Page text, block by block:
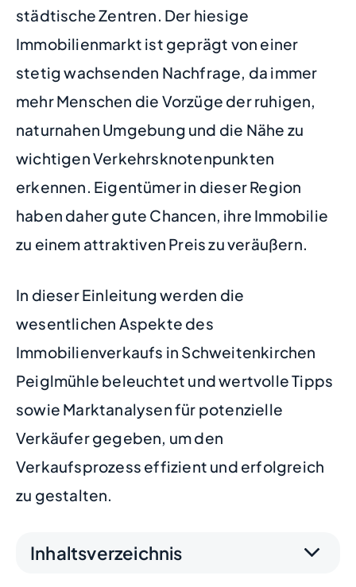
städtische Zentren. Der hiesige
Immobilienmarkt ist geprägt von einer
stetig wachsenden Nachfrage, da immer
mehr Menschen die Vorzüge der ruhigen,
naturnahen Umgebung und die Nähe zu
wichtigen Verkehrsknotenpunkten
erkennen. Eigentümer in dieser Region
haben daher gute Chancen, ihre Immobilie
zu einem attraktiven Preis zu veräußern.
In dieser Einleitung werden die
wesentlichen Aspekte des
Immobilienverkaufs in Schweitenkirchen
Peiglmühle beleuchtet und wertvolle Tipps
sowie Marktanalysen für potenzielle
Verkäufer gegeben, um den
Verkaufsprozess effizient und erfolgreich
zu gestalten.
Inhaltsverzeichnis